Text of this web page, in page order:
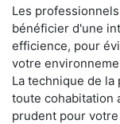
Les
bénéficier d'une
efficience, pour
votre
La technique de
toute cohabitation
prudent pour